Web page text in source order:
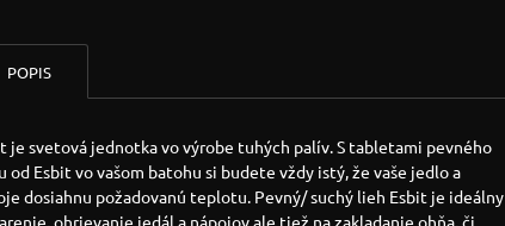
POPIS
je svetová jednotka vo výrobe tuhých palív. S tabletami pevného
od Esbit vo vašom batohu si budete vždy istý, že vaše jedlo a
dosiahnu požadovanú teplotu. Pevný/ suchý lieh Esbit je ideálny
ohrievanie jedál a nápojov ale tiež na zakladanie ohňa, či